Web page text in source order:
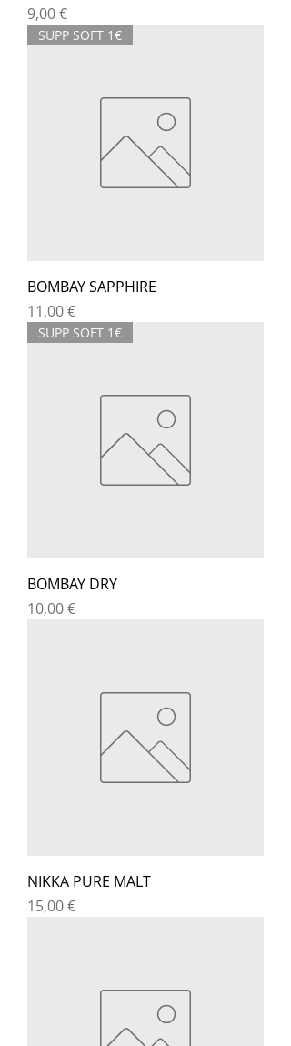
Prix
9,00 €
SUPP SOFT 1€
BOMBAY SAPPHIRE
Prix
11,00 €
SUPP SOFT 1€
BOMBAY DRY
Prix
10,00 €
NIKKA PURE MALT
Prix
15,00 €